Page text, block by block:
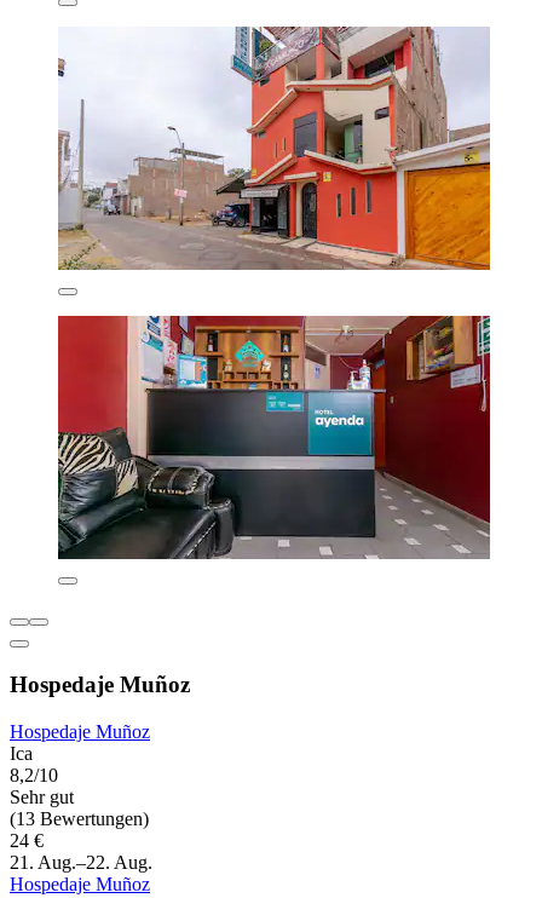
Hospedaje Muñoz
Hospedaje Muñoz
Ica
8,2/10
Sehr gut
(13 Bewertungen)
24 €
21. Aug.–22. Aug.
Hospedaje Muñoz